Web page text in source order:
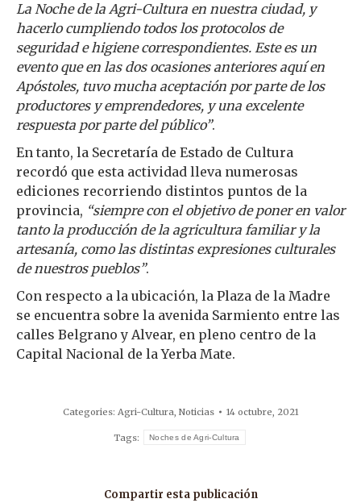
La Noche de la Agri-Cultura en nuestra ciudad, y
hacerlo cumpliendo todos los protocolos de
seguridad e higiene correspondientes. Este es un
evento que en las dos ocasiones anteriores aquí en
Apóstoles, tuvo mucha aceptación por parte de los
productores y emprendedores, y una excelente
respuesta por parte del público”.
En tanto, la Secretaría de Estado de Cultura
recordó que esta actividad lleva numerosas
ediciones recorriendo distintos puntos de la
provincia, “siempre con el objetivo de poner en valor
tanto la producción de la agricultura familiar y la
artesanía, como las distintas expresiones culturales
de nuestros pueblos”.
Con respecto a la ubicación, la Plaza de la Madre
se encuentra sobre la avenida Sarmiento entre las
calles Belgrano y Alvear, en pleno centro de la
Capital Nacional de la Yerba Mate.
Categories: Agri-Cultura, Noticias 14 octubre, 2021
Tags: Noches de Agri-Cultura
Compartir esta publicación